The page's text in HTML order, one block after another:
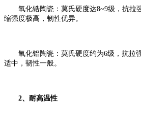
氧化锆陶瓷：莫氏硬度达8~9级，抗拉
缩强度极高，韧性优异。
氧化铝陶瓷：莫氏硬度约为6级，抗拉强
适中，韧性一般。
2、耐高温性